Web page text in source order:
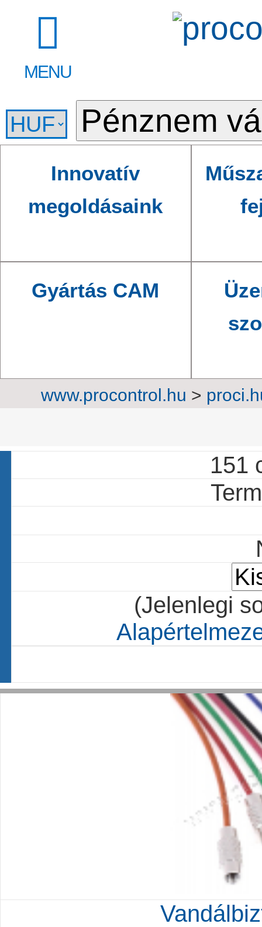
MENU
Innovatív
megoldásaink
Gyártás CAM
www.procontrol.hu >
151
(Jelenlegi